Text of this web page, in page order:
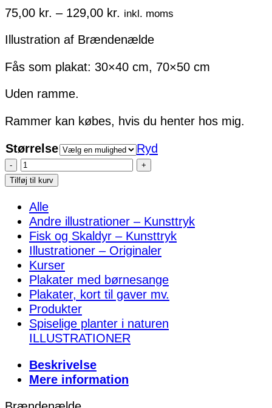
75,00 kr. – 129,00 kr. Prisinterval:
til
inkl. moms
Illustration af Brændenælde
Fås som plakat: 30×40 cm, 70×50 cm
Uden ramme.
Rammer kan købes, hvis du henter hos mig.
Størrelse
Ryd
Brændenælde
plakat
Tilføj til kurv
Alle
Andre illustrationer – Kunsttryk
Fisk og Skaldyr – Kunsttryk
Illustrationer – Originaler
Kurser
Plakater med børnesange
Plakater, kort til gaver mv.
Produkter
Spiselige planter i naturen
ILLUSTRATIONER
Beskrivelse
Mere information